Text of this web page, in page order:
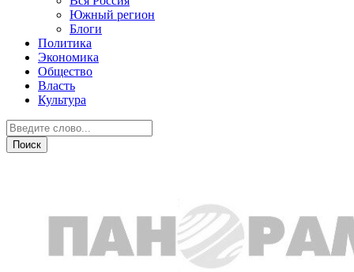
Южный регион
Блоги
Политика
Экономика
Общество
Власть
Культура